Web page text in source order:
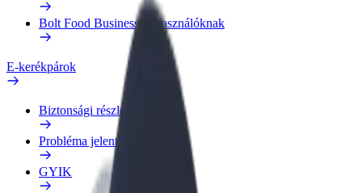
Bolt Food Business felhasználóknak
E-kerékpárok
Biztonsági részleg
Probléma jelentése
GYIK